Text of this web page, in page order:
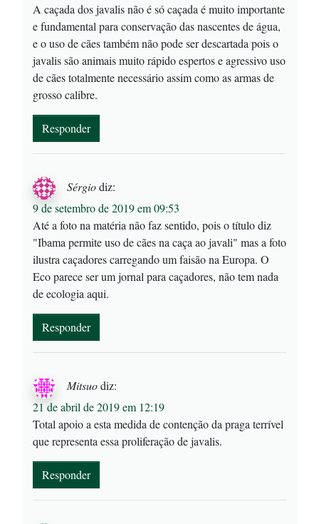
A caçada dos javalis não é só caçada é muito importante
e fundamental para conservação das nascentes de água,
e o uso de cães também não pode ser descartada pois o
javalis são animais muito rápido espertos e agressivo uso
de cães totalmente necessário assim como as armas de
grosso calibre.
Responder
Sérgiodiz:
9 de setembro de 2019 em 09:53
Até a foto na matéria não faz sentido, pois o título diz
"Ibama permite uso de cães na caça ao javali" mas a foto
ilustra caçadores carregando um faisão na Europa. O
Eco parece ser um jornal para caçadores, não tem nada
de ecologia aqui.
Responder
Mitsuodiz:
21 de abril de 2019 em 12:19
Total apoio a esta medida de contenção da praga terrível
que representa essa proliferação de javalis.
Responder